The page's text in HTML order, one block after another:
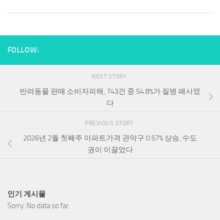
FOLLOW:
NEXT STORY
반려동물 판매 소비자피해, 743건 중 54.8%가 질병·폐사였
다
PREVIOUS STORY
2026년 2월 첫째주 아파트가격 관악구 0.57% 상승, 수도
권이 이끌었다
인기 게시물
Sorry. No data so far.